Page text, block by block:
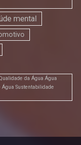
mental
da Água Água
Sustentabilidade